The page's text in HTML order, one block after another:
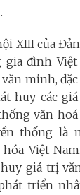
XIII của
gia đình
minh,
huy các
văn hoá
thống là
Việt
giá trị
triển